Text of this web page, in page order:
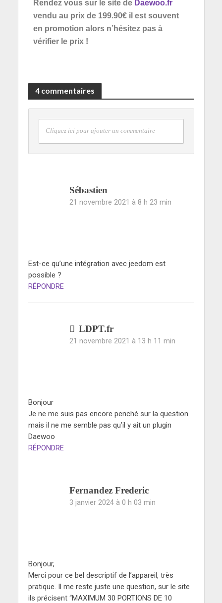
Rendez vous sur le site de Daewoo.fr
vendu au prix de 199.90€ il est souvent
en promotion alors n’hésitez pas à
vérifier le prix !
4 commentaires
Cliquez ici pour ajouter un commentaire
Sébastien
21 novembre 2021 à 8 h 23 min
Est-ce qu’une intégration avec jeedom est
possible ?
RÉPONDRE
LDPT.fr
21 novembre 2021 à 13 h 11 min
Bonjour
Je ne me suis pas encore penché sur la question
mais il ne me semble pas qu’il y ait un plugin
Daewoo
RÉPONDRE
Fernandez Frederic
3 janvier 2024 à 0 h 03 min
Bonjour,
Merci pour ce bel descriptif de l’appareil, très
pratique. Il me reste juste une question, sur le site
ils précisent “MAXIMUM 30 PORTIONS DE 10